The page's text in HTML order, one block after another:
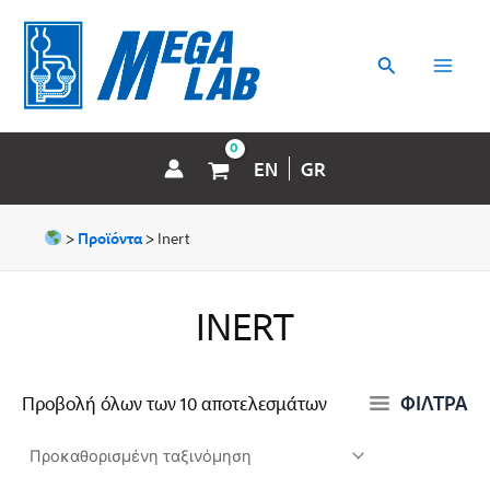
περιεχόμενο
Αναζήτηση
EN GR
> Προϊόντα> Inert
INERT
Προβολή όλων των 10 αποτελεσμάτων ΦΙΛΤΡΑ